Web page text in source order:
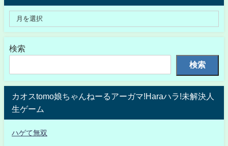
検索
検索
カオスtomo娘ちゃんねーるアーガマ!Haraハラ!未解決人
生ゲーム
ハゲて無双